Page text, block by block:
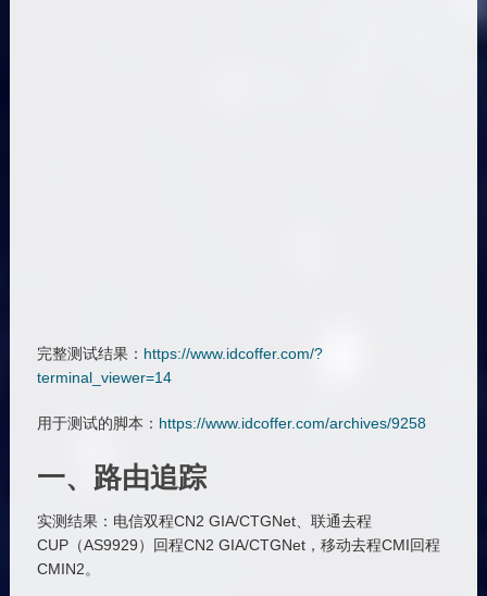
完整测试结果： https://www.idcoffer.com/?
terminal_viewer=14
用于测试的脚本： https://www.idcoffer.com/archives/9258
一、路由追踪
实测结果：电信双程CN2 GIA/CTGNet、联通去程
CUP（AS9929）回程CN2 GIA/CTGNet，移动去程CMI回程
CMIN2。